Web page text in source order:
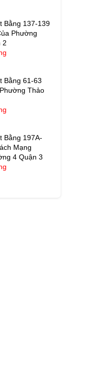
Bằng 137-139
Phường
2
Bằng 61-63
Thảo
Bằng 197A-
Mạng
4 Quận 3